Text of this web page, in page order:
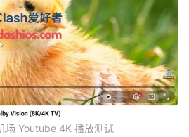
场 Youtube 4K 播放测试